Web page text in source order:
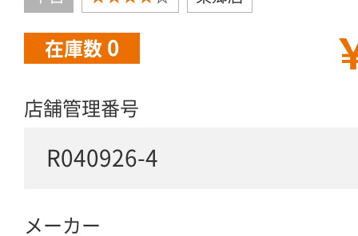
在庫数 0
店舗管理番号
R040926-4
メーカー